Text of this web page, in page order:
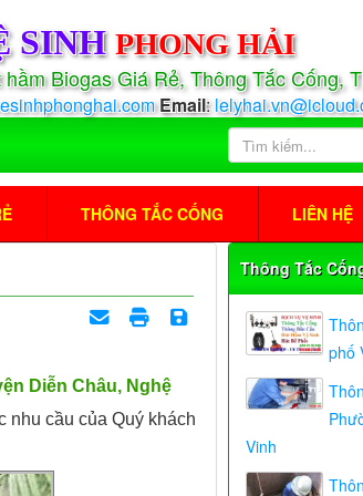
SINHPHONG HẢI
Biogas Giá Rẻ, Thông Tắc Cống,
Email:
THÔNG TẮC CỐNG LIÊN HỆ
Diễn Châu, Nghệ
nhu cầu của Quý khách
Thông Tắc
phố
Vinh